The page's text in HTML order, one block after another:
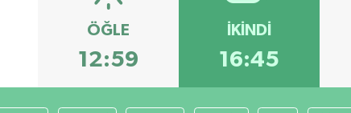
ÖĞLE
12:59
İKINDI
16:45